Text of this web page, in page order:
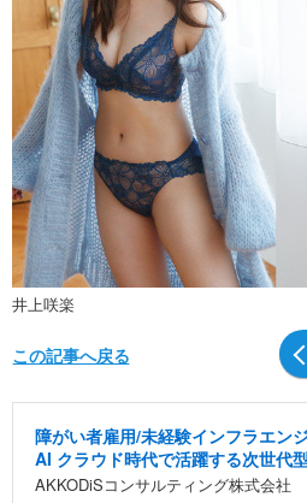
井上咲楽
この記事へ戻る
障がい者雇用/未経験インフラエン
AI クラウド時代で活躍する次世代
AKKODiSコンサルティング株式会社